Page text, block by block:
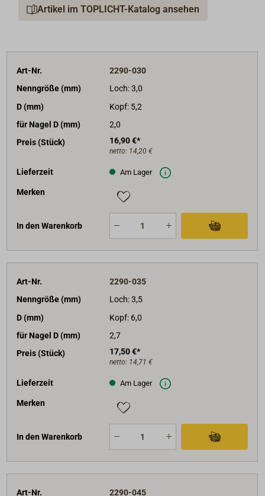
Artikel im TOPLICHT-Katalog ansehen
Art-Nr.
2290-030
Nenngröße (mm)
Loch: 3,0
D (mm)
Kopf: 5,2
für Nagel D (mm)
2,0
Preis (Stück)
16,90 €*
netto: 14,20 €
Lieferzeit Am Lager
Merken
In den Warenkorb
Art-Nr.
2290-035
Nenngröße (mm)
Loch: 3,5
D (mm)
Kopf: 6,0
für Nagel D (mm)
2,7
Preis (Stück)
17,50 €*
netto: 14,71 €
Lieferzeit Am Lager
Merken
In den Warenkorb
Art-Nr.
2290-045